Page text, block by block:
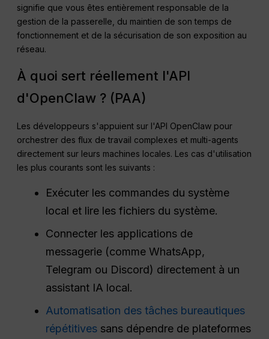
signifie que vous êtes entièrement responsable de la
gestion de la passerelle, du maintien de son temps de
fonctionnement et de la sécurisation de son exposition au
réseau.
À quoi sert réellement l'API
d'OpenClaw ? (PAA)
Les développeurs s'appuient sur l'API OpenClaw pour
orchestrer des flux de travail complexes et multi-agents
directement sur leurs machines locales. Les cas d'utilisation
les plus courants sont les suivants :
Exécuter les commandes du système
local et lire les fichiers du système.
Connecter les applications de
messagerie (comme WhatsApp,
Telegram ou Discord) directement à un
assistant IA local.
Automatisation des tâches bureautiques
répétitives sans dépendre de plateformes